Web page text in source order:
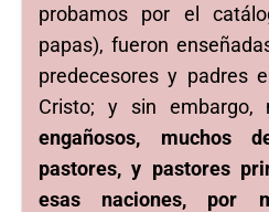
probamos por el
papas), fueron
predecesores y padres
Cristo; y sin embargo,
engañosos, muchos
pastores, y pastores
esas naciones, por